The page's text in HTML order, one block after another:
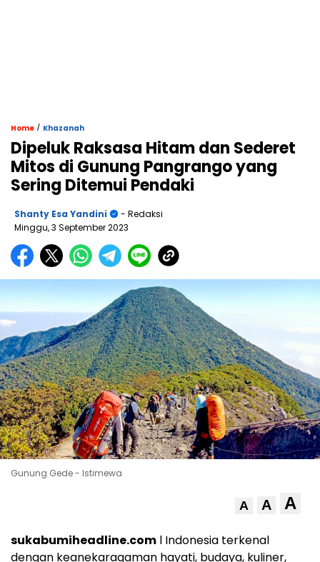
Home / Khazanah
Dipeluk Raksasa Hitam dan Sederet
Mitos di Gunung Pangrango yang
Sering Ditemui Pendaki
Shanty Esa Yandini
- Redaksi
Minggu, 3 September 2023
Gunung Gede - Istimewa
A A A
sukabumiheadline.com l Indonesia terkenal
dengan keanekaragaman hayati, budaya, kuliner,